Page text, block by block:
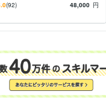
険労務士
他 / その他 経験年数 : 10年
2014年8月 ~ 現在
総社町北店 2004年3月 ~
用契約書類で、大切な会
(92) 48,000 円